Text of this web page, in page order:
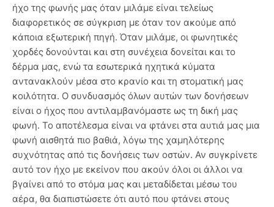
ήχο της φωνής μας όταν μιλάμε είναι τελείως
διαφορετικός σε σύγκριση με όταν τον ακούμε από
κάποια εξωτερική πηγή. Όταν μιλάμε, οι φωνητικές
χορδές δονούνται και στη συνέχεια δονείται και το
δέρμα μας, ενώ τα εσωτερικά ηχητικά κύματα
αντανακλούν μέσα στο κρανίο και τη στοματική μας
κοιλότητα. Ο συνδυασμός όλων αυτών των δονήσεων
είναι ο ήχος που αντιλαμβανόμαστε ως τη δική μας
φωνή. Το αποτέλεσμα είναι να φτάνει στα αυτιά μας μια
φωνή αισθητά πιο βαθιά, λόγω της χαμηλότερης
συχνότητας από τις δονήσεις των οστών. Αν συγκρίνετε
αυτό τον ήχο με εκείνον που ακούν όλοι οι άλλοι να
βγαίνει από το στόμα μας και μεταδίδεται μέσω του
αέρα, θα διαπιστώσετε ότι αυτό που φτάνει στους